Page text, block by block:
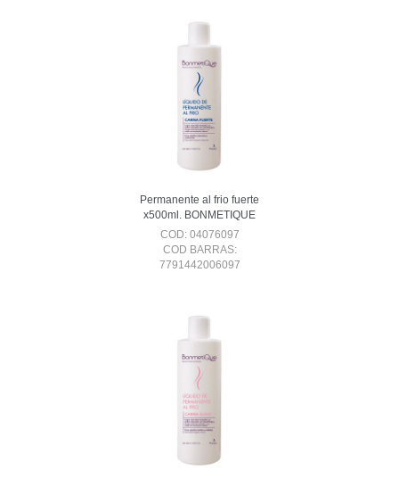
Permanente al frio fuerte
x500ml. BONMETIQUE
COD: 04076097
COD BARRAS:
7791442006097